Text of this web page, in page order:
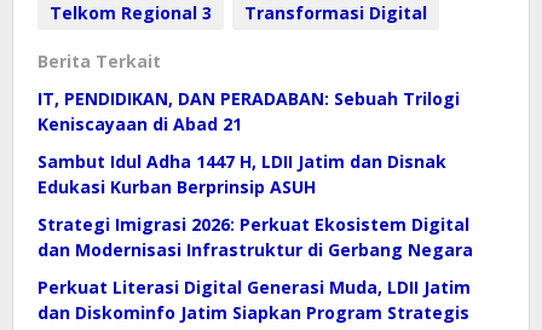
Telkom Regional 3
Transformasi Digital
Berita Terkait
IT, PENDIDIKAN, DAN PERADABAN: Sebuah Trilogi
Keniscayaan di Abad 21
Sambut Idul Adha 1447 H, LDII Jatim dan Disnak
Edukasi Kurban Berprinsip ASUH
Strategi Imigrasi 2026: Perkuat Ekosistem Digital
dan Modernisasi Infrastruktur di Gerbang Negara
Perkuat Literasi Digital Generasi Muda, LDII Jatim
dan Diskominfo Jatim Siapkan Program Strategis